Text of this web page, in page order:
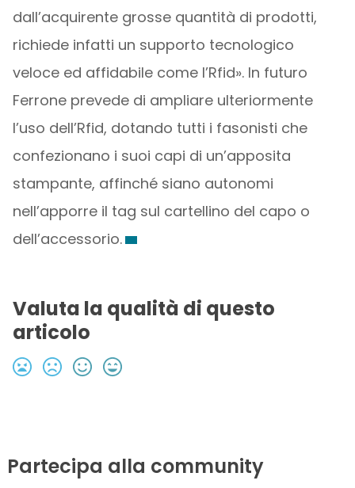
dall’acquirente grosse quantità di prodotti,
richiede infatti un supporto tecnologico
veloce ed affidabile come l’Rfid». In futuro
Ferrone prevede di ampliare ulteriormente
l’uso dell’Rfid, dotando tutti i fasonisti che
confezionano i suoi capi di un’apposita
stampante, affinché siano autonomi
nell’apporre il tag sul cartellino del capo o
dell’accessorio.
Valuta la qualità di questo
articolo
Partecipa alla community